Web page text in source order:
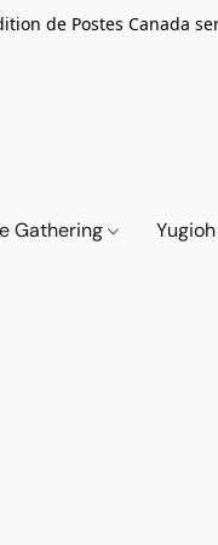
de Postes Canada
Gathering